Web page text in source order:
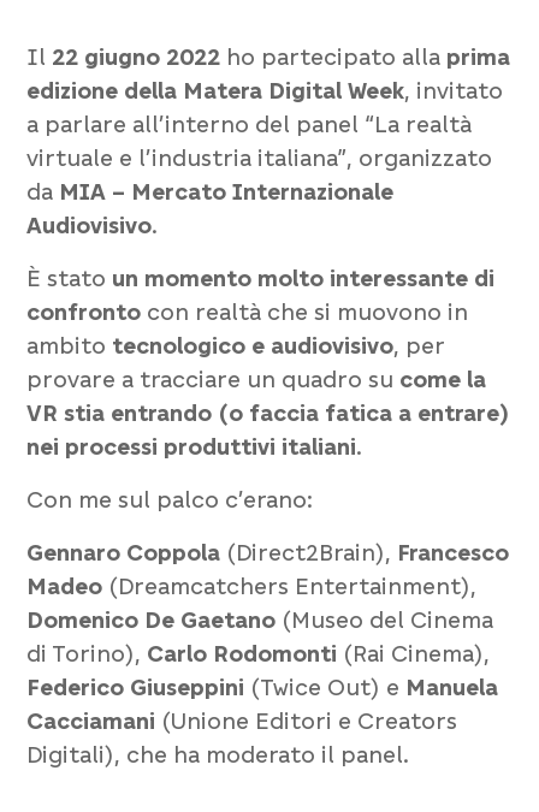
Il 22 giugno 2022 ho partecipato alla prima
edizione della Matera Digital Week, invitato
a parlare all’interno del panel “La realtà
virtuale e l’industria italiana”, organizzato
da MIA – Mercato Internazionale
Audiovisivo.
È stato un momento molto interessante di
confronto con realtà che si muovono in
ambito tecnologico e audiovisivo, per
provare a tracciare un quadro su come la
VR stia entrando (o faccia fatica a entrare)
nei processi produttivi italiani.
Con me sul palco c’erano:
Gennaro Coppola (Direct2Brain), Francesco
Madeo (Dreamcatchers Entertainment),
Domenico De Gaetano (Museo del Cinema
di Torino), Carlo Rodomonti (Rai Cinema),
Federico Giuseppini (Twice Out) e Manuela
Cacciamani (Unione Editori e Creators
Digitali), che ha moderato il panel.